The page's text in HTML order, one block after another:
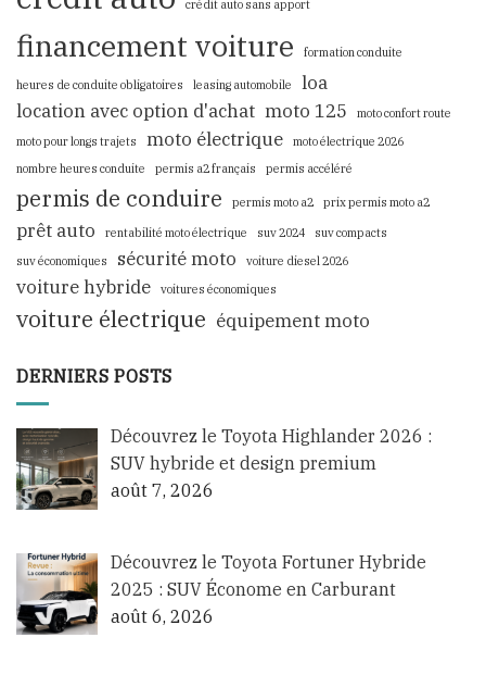
crédit auto sans apport
financement voiture formation conduite
heures de conduite obligatoires leasing automobile
loa
location avec option d'achat moto 125
moto confort route
moto pour longs trajets
moto électrique
moto électrique 2026
nombre heures conduite
permis a2 français permis accéléré
permis de conduire permis moto a2 prix permis moto a2
prêt auto rentabilité moto électrique suv 2024
suv compacts
suv économiques
sécurité moto voiture diesel 2026
voiture hybride voitures économiques
voiture électrique équipement moto
DERNIERS POSTS
Découvrez le Toyota Highlander 2026 :
SUV hybride et design premium
août 7, 2026
Découvrez le Toyota Fortuner Hybride
2025 : SUV Économe en Carburant
août 6, 2026